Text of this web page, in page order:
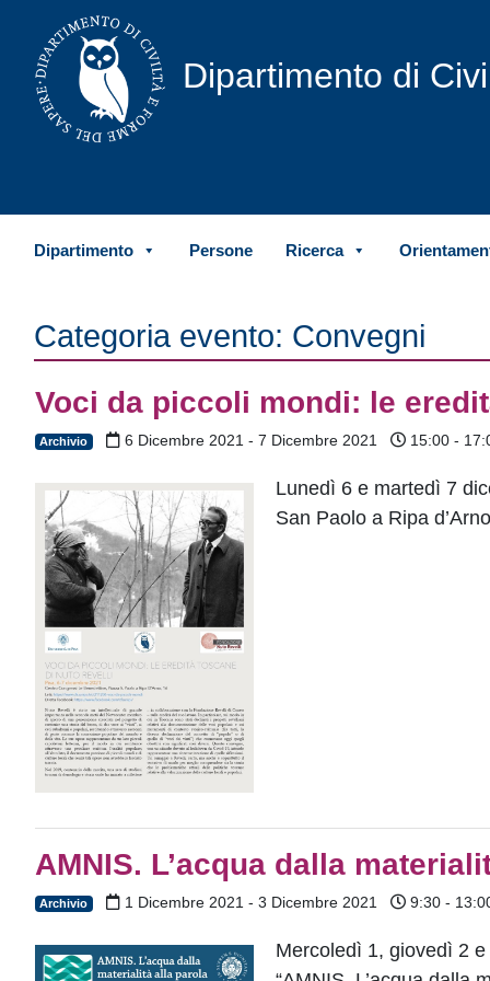
Vai al contenuto
Dipartimento di
Dipartimento Persone Ricerca
Categoria evento: Convegni
Voci da piccoli mondi: le
Archivio 6 Dicembre 2021 - 7 Dicembre 2021 15:00 -
Lunedì 6 e martedì 7
San Paolo a Ripa
AMNIS. L’acqua dalla
Archivio 1 Dicembre 2021 - 3 Dicembre 2021 9:30 -
Mercoledì 1, giovedì 2